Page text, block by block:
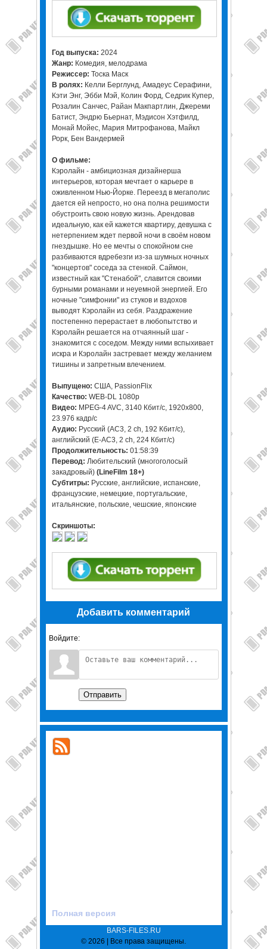
Год выпуска: 2024
Жанр: Комедия, мелодрама
Режиссер: Тоска Маск
В ролях: Келли Берглунд, Амадеус Серафини,
Кэти Энг, Эбби Мэй, Колин Форд, Седрик Купер,
Розалин Санчес, Райан Макпартлин, Джереми
Батист, Эндрю Бьернат, Мэдисон Хэтфилд,
Монай Мойес, Мария Митрофанова, Майкл
Рорк, Бен Вандермей
О фильме:
Кэролайн - амбициозная дизайнерша
интерьеров, которая мечтает о карьере в
оживленном Нью-Йорке. Переезд в мегаполис
дается ей непросто, но она полна решимости
обустроить свою новую жизнь. Арендовав
идеальную, как ей кажется квартиру, девушка с
нетерпением ждет первой ночи в своём новом
гнездышке. Но ее мечты о спокойном сне
разбиваются вдребезги из-за шумных ночных
"концертов" соседа за стенкой. Саймон,
известный как "Стенабой", славится своими
бурными романами и неуемной энергией. Его
ночные "симфонии" из стуков и вздохов
выводят Кэролайн из себя. Раздражение
постепенно перерастает в любопытство и
Кэролайн решается на отчаянный шаг -
знакомится с соседом. Между ними вспыхивает
искра и Кэролайн застревает между желанием
тишины и запретным влечением.
Выпущено: США, PassionFlix
Качество: WEB-DL 1080p
Видео: MPEG-4 AVC, 3140 Кбит/с, 1920x800,
23.976 кадр/с
Аудио: Русский (AC3, 2 ch, 192 Кбит/с),
английский (E-AC3, 2 ch, 224 Кбит/с)
Продолжительность: 01:58:39
Перевод: Любительский (многоголосый
закадровый) (LineFilm 18+)
Субтитры: Русские, английские, испанские,
французские, немецкие, португальские,
итальянские, польские, чешские, японские
Скриншоты:
Добавить комментарий
Войдите:
Отправить
Полная версия
BARS-FILES.RU
© 2026 | Все права защищены.